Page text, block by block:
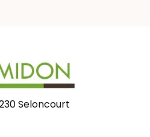
Seloncourt